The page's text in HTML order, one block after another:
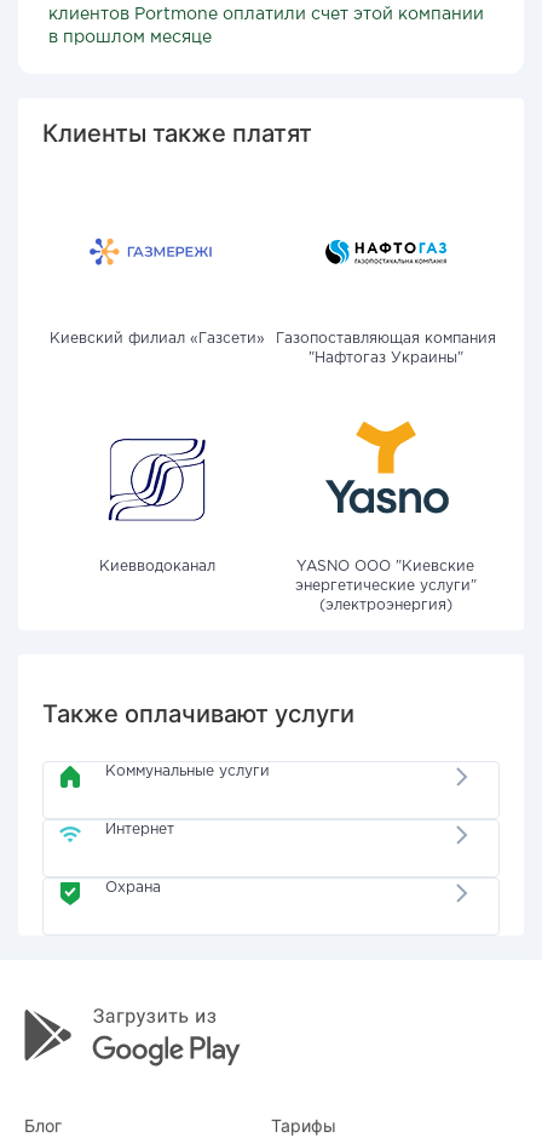
клиентов Portmone оплатили счет этой компании
в прошлом месяце
Клиенты также платят
Киевский филиал «Газсети»
Газопоставляющая компания
"Нафтогаз Украины"
Киевводоканал
YASNO OOO "Киевские
энергетические услуги"
(электроэнергия)
Также оплачивают услуги
Коммунальные услуги
Интернет
Охрана
Блог Тарифы